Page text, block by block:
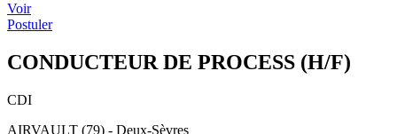
Voir
Postuler
CONDUCTEUR DE PROCESS (H/F)
CDI
AIRVAULT (79) - Deux-Sèvres